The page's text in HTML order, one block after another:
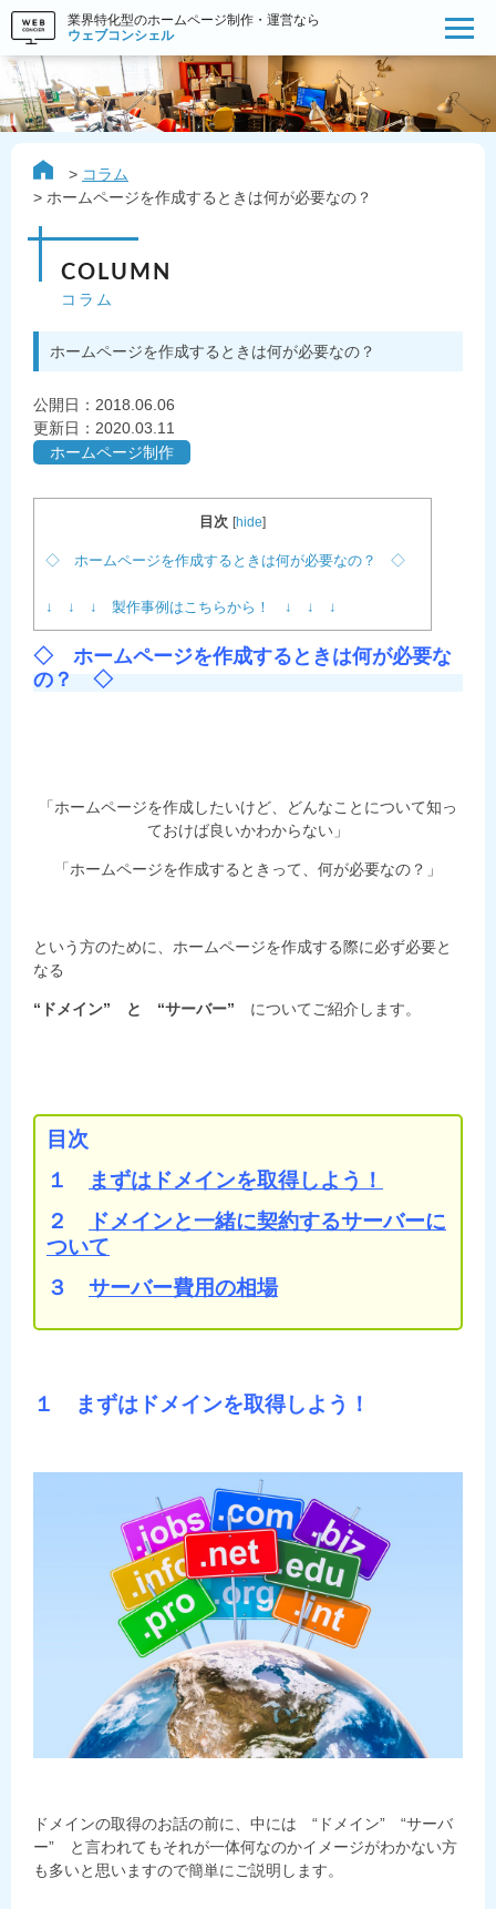
業界特化型のホームページ制作・運営なら
ウェブコンシェル
コラム
ホームページを作成するときは何が必要なの？
COLUMN
コラム
ホームページを作成するときは何が必要なの？
公開日： 2018.06.06
更新日：2020.03.11
ホームページ制作
目次 [hide]
◇ ホームページを作成するときは何が必要なの？ ◇
↓ ↓ ↓ 製作事例はこちらから！ ↓ ↓ ↓
◇ ホームページを作成するときは何が必要な
の？ ◇
「ホームページを作成したいけど、どんなことについて知っ
ておけば良いかわからない」
「ホームページを作成するときって、何が必要なの？」
という方のために、ホームページを作成する際に必ず必要と
なる
“ドメイン” と “サーバー” についてご紹介します。
目次
１
まずはドメインを取得しよう！
２
ドメインと一緒に契約するサーバーに
ついて
３ サーバー費用の相場
１ まずはドメインを取得しよう！
ドメインの取得のお話の前に、中には “ドメイン” “サーバ
ー” と言われてもそれが一体何なのかイメージがわかない方
も多いと思いますので簡単にご説明します。